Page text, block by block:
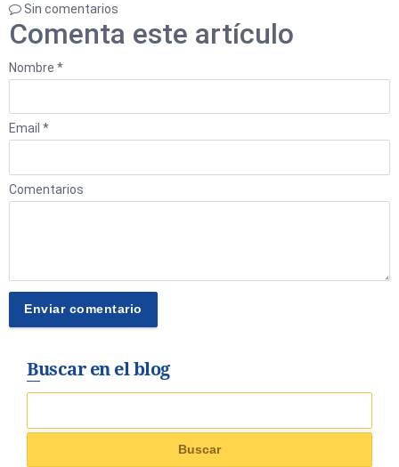
Sin comentarios
Comenta este artículo
Nombre *
Email *
Comentarios
Buscar en el blog